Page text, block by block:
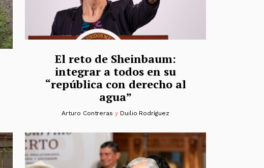
El reto de Sheinbaum:
integrar a todos en su
“república con derecho al
agua”
Arturo Contreras y Duilio Rodríguez